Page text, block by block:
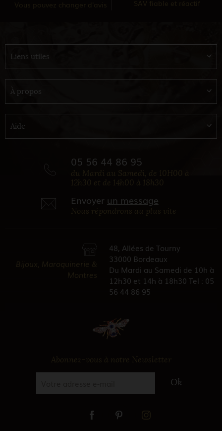
Liens utiles
À propos
Aide
05 56 44 86 95
Envoyer un message
48, Allées de Tourny
33000 Bordeaux
Du Mardi au Samedi de 10h à
12h30 et 14h à 18h30 Tel : 05
56 44 86 95
Ok